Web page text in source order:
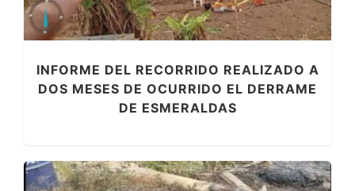
INFORME DEL RECORRIDO REALIZADO A
DOS MESES DE OCURRIDO EL DERRAME
DE ESMERALDAS